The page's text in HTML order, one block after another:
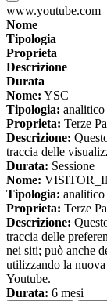
www.youtube.com
Nome
Tipologia
Proprieta
Descrizione
Durata
Nome: YSC
Tipologia: analitico
Proprieta: Terze
Descrizione:
traccia delle
Durata: Sessione
Nome:
Tipologia: analitico
Proprieta: Terze
Descrizione:
traccia delle
nei siti; può anche
utilizzando la
Youtube.
Durata: 6 mesi